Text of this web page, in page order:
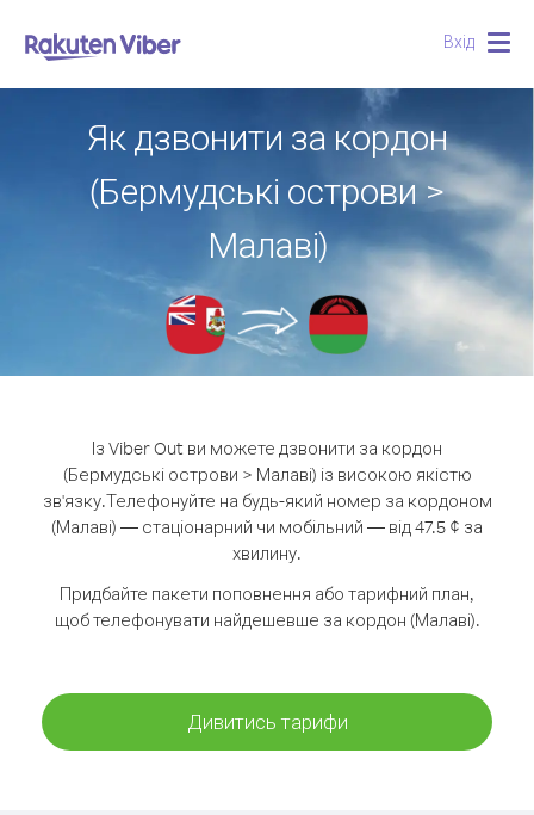
Вхід
Як дзвонити за кордон
(Бермудські острови >
Малаві)
Із Viber Out ви можете дзвонити за кордон
(Бермудські острови > Малаві) із високою якістю
зв'язку.Телефонуйте на будь-який номер за кордоном
(Малаві) — стаціонарний чи мобільний — від 47.5 ¢ за
хвилину.
Придбайте пакети поповнення або тарифний план,
щоб телефонувати найдешевше за кордон (Малаві).
Дивитись тарифи